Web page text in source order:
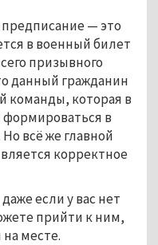
— это
в военный билет
призывного
данный гражданин
команды, которая в
формироваться в
всё же главной
корректное
если у вас нет
прийти к ним,
месте.